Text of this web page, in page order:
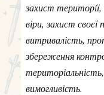
захист
віри, захист своєї
витривалість,
збереження
вимогливість.